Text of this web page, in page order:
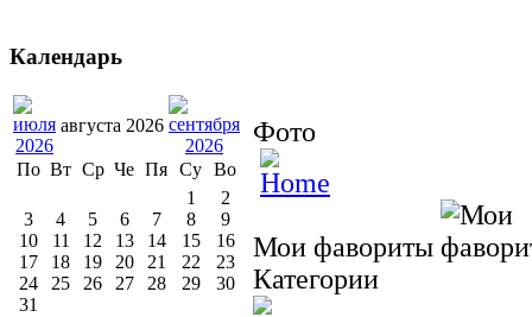
Фото
Мои фавориты
Категории
Календарь
августа 2026
По Вт Ср Че Пя Су Во
1
2
3
4 5 6 7 8
9
10
11 12 13 14 15
16
17
18 19 20 21 22
23
24
25 26 27 28 29
30
31